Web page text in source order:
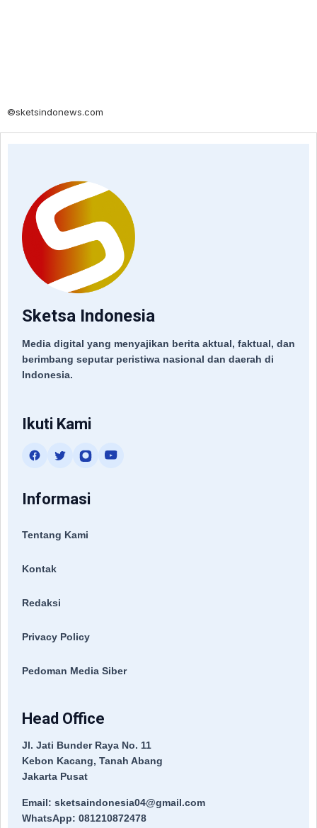
©sketsindonews.com
Sketsa Indonesia
Media digital yang menyajikan berita aktual, faktual, dan
berimbang seputar peristiwa nasional dan daerah di
Indonesia.
Ikuti Kami
Informasi
Tentang Kami
Kontak
Redaksi
Privacy Policy
Pedoman Media Siber
Head Office
Jl. Jati Bunder Raya No. 11
Kebon Kacang, Tanah Abang
Jakarta Pusat
Email: sketsaindonesia04@gmail.com
WhatsApp: 081210872478